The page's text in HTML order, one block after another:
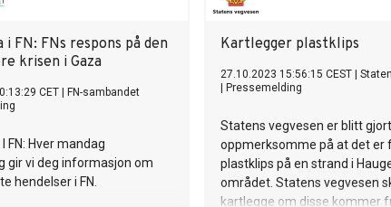
i FN: FNs respons på den
krisen i Gaza
CET
FN-sambandet
I FN: Hver mandag
gir vi deg informasjon om
hendelser i FN.
Kartlegger plastklips
27.10.2023 15:56:15 CEST
Pressemelding
Statens vegvesen er blitt gjort
oppmerksomme på at det er
plastklips på en strand i
området. Statens vegvesen
kartlegge om disse kommer